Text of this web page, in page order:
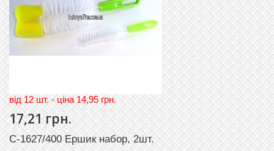
вiд 12 шт. - цiна 14,95 грн.
17,21 грн.
C-1627/400 Ершик набор, 2шт.